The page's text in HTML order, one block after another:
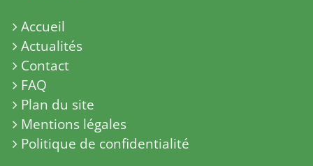
Accueil
Actualités
Contact
FAQ
Plan du site
Mentions légales
Politique de confidentialité